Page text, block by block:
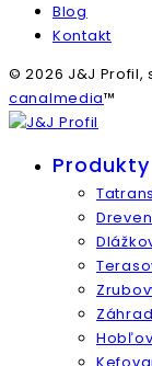
Blog
Kontakt
© 2026 J&J Profil,
canalmedia™
Produkty